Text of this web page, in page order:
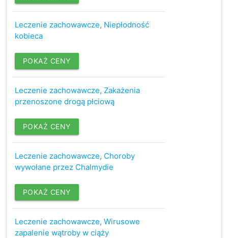
Leczenie zachowawcze, Niepłodność
kobieca
POKAŻ CENY
Leczenie zachowawcze, Zakażenia
przenoszone drogą płciową
POKAŻ CENY
Leczenie zachowawcze, Choroby
wywołane przez Chalmydie
POKAŻ CENY
Leczenie zachowawcze, Wirusowe
zapalenie wątroby w ciąży